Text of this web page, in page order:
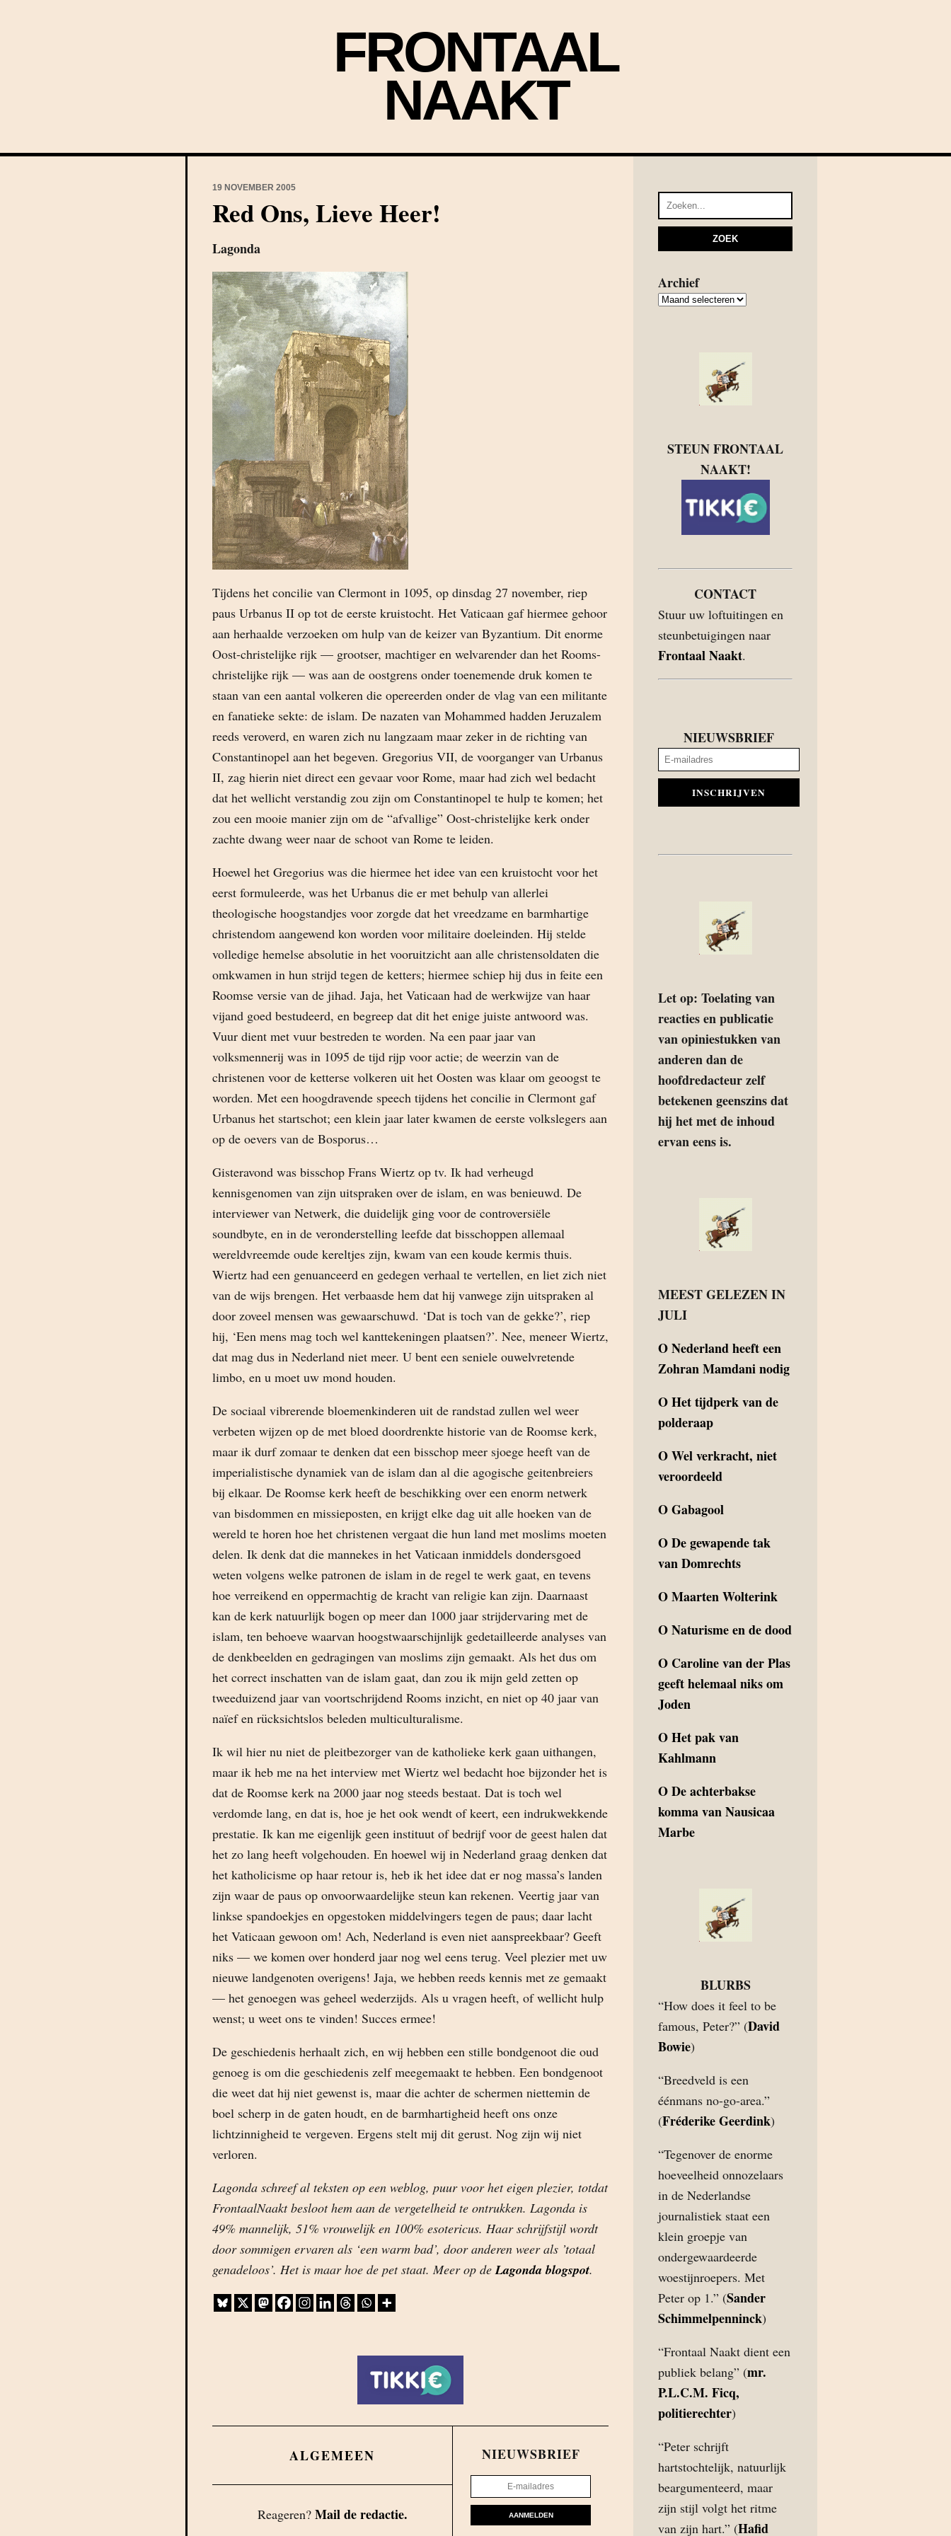
FRONTAAL
NAAKT
19 NOVEMBER 2005
Red Ons, Lieve Heer!
Lagonda
Tijdens het concilie van Clermont in 1095, op dinsdag 27 november, riep
paus Urbanus II op tot de eerste kruistocht. Het Vaticaan gaf hiermee gehoor
aan herhaalde verzoeken om hulp van de keizer van Byzantium. Dit enorme
Oost-christelijke rijk — grootser, machtiger en welvarender dan het Rooms-
christelijke rijk — was aan de oostgrens onder toenemende druk komen te
staan van een aantal volkeren die opereerden onder de vlag van een militante
en fanatieke sekte: de islam. De nazaten van Mohammed hadden Jeruzalem
reeds veroverd, en waren zich nu langzaam maar zeker in de richting van
Constantinopel aan het begeven. Gregorius VII, de voorganger van Urbanus
II, zag hierin niet direct een gevaar voor Rome, maar had zich wel bedacht
dat het wellicht verstandig zou zijn om Constantinopel te hulp te komen; het
zou een mooie manier zijn om de “afvallige” Oost-christelijke kerk onder
zachte dwang weer naar de schoot van Rome te leiden.
Hoewel het Gregorius was die hiermee het idee van een kruistocht voor het
eerst formuleerde, was het Urbanus die er met behulp van allerlei
theologische hoogstandjes voor zorgde dat het vreedzame en barmhartige
christendom aangewend kon worden voor militaire doeleinden. Hij stelde
volledige hemelse absolutie in het vooruitzicht aan alle christensoldaten die
omkwamen in hun strijd tegen de ketters; hiermee schiep hij dus in feite een
Roomse versie van de jihad. Jaja, het Vaticaan had de werkwijze van haar
vijand goed bestudeerd, en begreep dat dit het enige juiste antwoord was.
Vuur dient met vuur bestreden te worden. Na een paar jaar van
volksmennerij was in 1095 de tijd rijp voor actie; de weerzin van de
christenen voor de ketterse volkeren uit het Oosten was klaar om geoogst te
worden. Met een hoogdravende speech tijdens het concilie in Clermont gaf
Urbanus het startschot; een klein jaar later kwamen de eerste volkslegers aan
op de oevers van de Bosporus…
Gisteravond was bisschop Frans Wiertz op tv. Ik had verheugd
kennisgenomen van zijn uitspraken over de islam, en was benieuwd. De
interviewer van Netwerk, die duidelijk ging voor de controversiële
soundbyte, en in de veronderstelling leefde dat bisschoppen allemaal
wereldvreemde oude kereltjes zijn, kwam van een koude kermis thuis.
Wiertz had een genuanceerd en gedegen verhaal te vertellen, en liet zich niet
van de wijs brengen. Het verbaasde hem dat hij vanwege zijn uitspraken al
door zoveel mensen was gewaarschuwd. ‘Dat is toch van de gekke?’, riep
hij, ‘Een mens mag toch wel kanttekeningen plaatsen?’. Nee, meneer Wiertz,
dat mag dus in Nederland niet meer. U bent een seniele ouwelvretende
limbo, en u moet uw mond houden.
De sociaal vibrerende bloemenkinderen uit de randstad zullen wel weer
verbeten wijzen op de met bloed doordrenkte historie van de Roomse kerk,
maar ik durf zomaar te denken dat een bisschop meer sjoege heeft van de
imperialistische dynamiek van de islam dan al die agogische geitenbreiers
bij elkaar. De Roomse kerk heeft de beschikking over een enorm netwerk
van bisdommen en missieposten, en krijgt elke dag uit alle hoeken van de
wereld te horen hoe het christenen vergaat die hun land met moslims moeten
delen. Ik denk dat die mannekes in het Vaticaan inmiddels dondersgoed
weten volgens welke patronen de islam in de regel te werk gaat, en tevens
hoe verreikend en oppermachtig de kracht van religie kan zijn. Daarnaast
kan de kerk natuurlijk bogen op meer dan 1000 jaar strijdervaring met de
islam, ten behoeve waarvan hoogstwaarschijnlijk gedetailleerde analyses van
de denkbeelden en gedragingen van moslims zijn gemaakt. Als het dus om
het correct inschatten van de islam gaat, dan zou ik mijn geld zetten op
tweeduizend jaar van voortschrijdend Rooms inzicht, en niet op 40 jaar van
naïef en rücksichtslos beleden multiculturalisme.
Ik wil hier nu niet de pleitbezorger van de katholieke kerk gaan uithangen,
maar ik heb me na het interview met Wiertz wel bedacht hoe bijzonder het is
dat de Roomse kerk na 2000 jaar nog steeds bestaat. Dat is toch wel
verdomde lang, en dat is, hoe je het ook wendt of keert, een indrukwekkende
prestatie. Ik kan me eigenlijk geen instituut of bedrijf voor de geest halen dat
het zo lang heeft volgehouden. En hoewel wij in Nederland graag denken dat
het katholicisme op haar retour is, heb ik het idee dat er nog massa’s landen
zijn waar de paus op onvoorwaardelijke steun kan rekenen. Veertig jaar van
linkse spandoekjes en opgestoken middelvingers tegen de paus; daar lacht
het Vaticaan gewoon om! Ach, Nederland is even niet aanspreekbaar? Geeft
niks — we komen over honderd jaar nog wel eens terug. Veel plezier met uw
nieuwe landgenoten overigens! Jaja, we hebben reeds kennis met ze gemaakt
— het genoegen was geheel wederzijds. Als u vragen heeft, of wellicht hulp
wenst; u weet ons te vinden! Succes ermee!
De geschiedenis herhaalt zich, en wij hebben een stille bondgenoot die oud
genoeg is om die geschiedenis zelf meegemaakt te hebben. Een bondgenoot
die weet dat hij niet gewenst is, maar die achter de schermen niettemin de
boel scherp in de gaten houdt, en de barmhartigheid heeft ons onze
lichtzinnigheid te vergeven. Ergens stelt mij dit gerust. Nog zijn wij niet
verloren.
Lagonda schreef al teksten op een weblog, puur voor het eigen plezier, totdat
FrontaalNaakt besloot hem aan de vergetelheid te ontrukken. Lagonda is
49% mannelijk, 51% vrouwelijk en 100% esotericus. Haar schrijfstijl wordt
door sommigen ervaren als ‘een warm bad’, door anderen weer als ’totaal
genadeloos’. Het is maar hoe de pet staat. Meer op deLagonda blogspot.
ALGEMEEN
Reageren? Mail de redactie.
NIEUWSBRIEF
AANMELDEN
Archief
Archief
STEUN FRONTAAL
NAAKT!
CONTACT
Stuur uw loftuitingen en
steunbetuigingen naar
Frontaal Naakt.
NIEUWSBRIEF
INSCHRIJVEN
Let op: Toelating van
reacties en publicatie
van opiniestukken van
anderen dan de
hoofdredacteur zelf
betekenen geenszins dat
hij het met de inhoud
ervan eens is.
MEEST GELEZEN IN
JULI
ONederland heeft een
Zohran Mamdani nodig
OHet tijdperk van de
polderaap
OWel verkracht, niet
veroordeeld
OGabagool
ODe gewapende tak
van Domrechts
OMaarten Wolterink
ONaturisme en de dood
O Caroline van der Plas
geeft helemaal niks om
Joden
OHet pak van
Kahlmann
ODe achterbakse
komma van Nausicaa
Marbe
BLURBS
“How does it feel to be
famous, Peter?” (David
Bowie)
“Breedveld is een
éénmans no-go-area.”
(Fréderike Geerdink)
“Tegenover de enorme
hoeveelheid onnozelaars
in de Nederlandse
journalistiek staat een
klein groepje van
ondergewaardeerde
woestijnroepers. Met
Peter op 1.” (Sander
Schimmelpenninck)
“Frontaal Naakt dient een
publiek belang” (mr.
P.L.C.M. Ficq,
politierechter)
“Peter schrijft
hartstochtelijk, natuurlijk
beargumenteerd, maar
zijn stijl volgt het ritme
van zijn hart.” (Hafid